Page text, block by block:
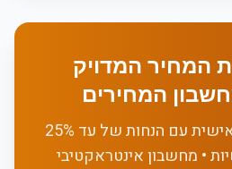
המחיר המדויק
המחירים
בנו חבילה מותאמת אישית עם הנחות של עד 25%
• מחשבון אינטראקטיבי